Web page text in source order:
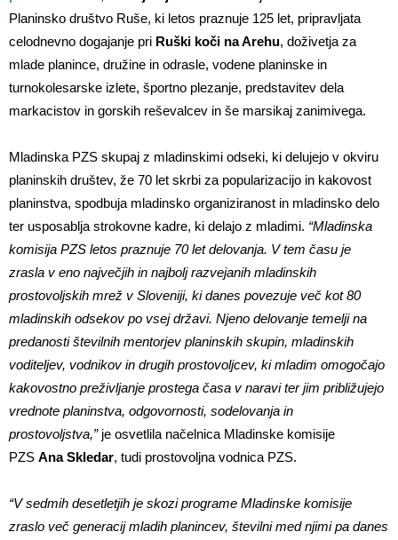
Planinsko društvo Ruše, ki letos praznuje 125 let, pripravljata
celodnevno dogajanje pri Ruški koči na Arehu, doživetja za
mlade planince, družine in odrasle, vodene planinske in
turnokolesarske izlete, športno plezanje, predstavitev dela
markacistov in gorskih reševalcev in še marsikaj zanimivega.
Mladinska PZS skupaj z mladinskimi odseki, ki delujejo v okviru
planinskih društev, že 70 let skrbi za popularizacijo in kakovost
planinstva, spodbuja mladinsko organiziranost in mladinsko delo
ter usposablja strokovne kadre, ki delajo z mladimi. “Mladinska
komisija PZS letos praznuje 70 let delovanja. V tem času je
zrasla v eno največjih in najbolj razvejanih mladinskih
prostovoljskih mrež v Sloveniji, ki danes povezuje več kot 80
mladinskih odsekov po vsej državi. Njeno delovanje temelji na
predanosti številnih mentorjev planinskih skupin, mladinskih
voditeljev, vodnikov in drugih prostovoljcev, ki mladim omogočajo
kakovostno preživljanje prostega časa v naravi ter jim približujejo
vrednote planinstva, odgovornosti, sodelovanja in
prostovoljstva,”je osvetlila načelnica Mladinske komisije
PZS Ana Skledar, tudi prostovoljna vodnica PZS.
“V sedmih desetletjih je skozi programe Mladinske komisije
zraslo več generacij mladih planincev, številni med njimi pa danes